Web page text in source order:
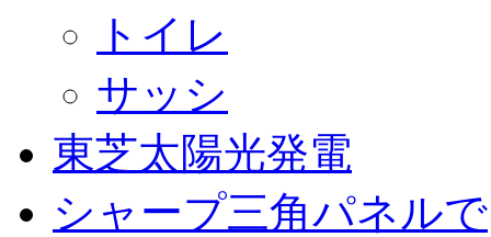
トイレ
サッシ
東芝太陽光発電
シャープ三角パネルで